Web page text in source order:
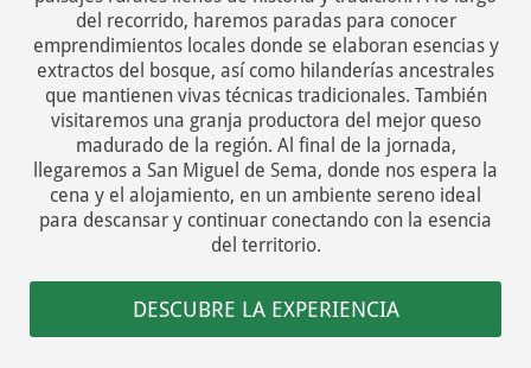
del recorrido, haremos paradas para conocer
emprendimientos locales donde se elaboran esencias y
extractos del bosque, así como hilanderías ancestrales
que mantienen vivas técnicas tradicionales. También
visitaremos una granja productora del mejor queso
madurado de la región. Al final de la jornada,
llegaremos a San Miguel de Sema, donde nos espera la
cena y el alojamiento, en un ambiente sereno ideal
para descansar y continuar conectando con la esencia
del territorio.
DESCUBRE LA EXPERIENCIA